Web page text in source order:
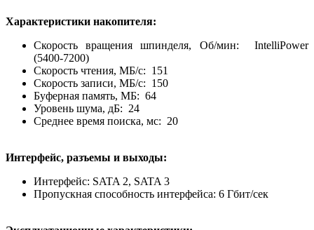
Характеристики накопителя:
Скорость вращения шпинделя, Об/мин: IntelliPower
(5400-7200)
Скорость чтения, МБ/с: 151
Скорость записи, МБ/с: 150
Буферная память, МБ: 64
Уровень шума, дБ: 24
Среднее время поиска, мс: 20
Интерфейс, разъемы и выходы:
Интерфейс: SATA 2, SATA 3
Пропускная способность интерфейса: 6 Гбит/сек